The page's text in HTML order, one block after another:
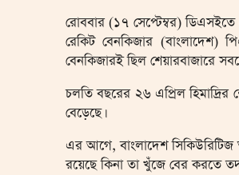
রোববার (১৭ সেপ্টেম্বর) ডিএসইতে
রেকিট বেনকিজার (বাংলাদেশ)
বেনকিজারই ছিল শেয়ারবাজারে
চলতি বছরের ২৬ এপ্রিল হিমাদ্রির
বেড়েছে।
এর আগে, বাংলাদেশ সিকিউরিটিজ
রয়েছে কিনা তা খুঁজে বের করতে